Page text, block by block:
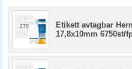
Etikett avtagbar
17,8x10mm 6750st/